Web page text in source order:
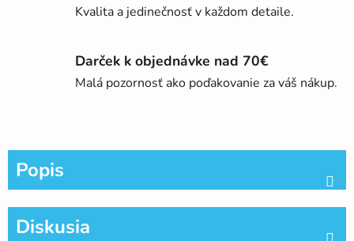
Kvalita a jedinečnosť v každom detaile.
Darček k objednávke nad 70€
Malá pozornosť ako poďakovanie za váš nákup.
Popis
Diskusia